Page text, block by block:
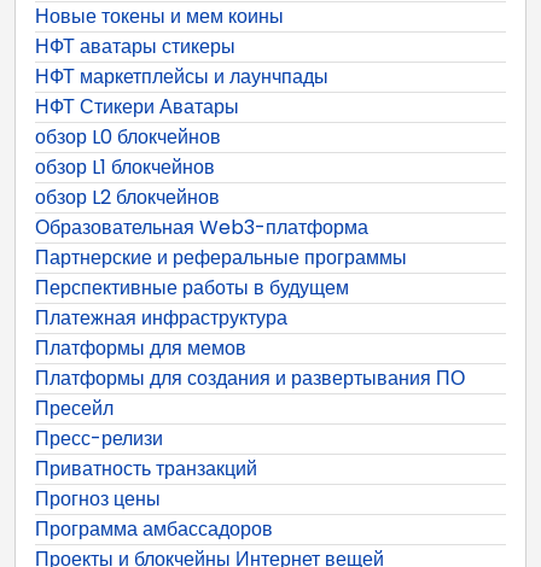
Новые токены и мем коины
НФТ аватары стикеры
НФТ маркетплейсы и лаунчпады
НФТ Стикери Аватары
обзор L0 блокчейнов
обзор L1 блокчейнов
обзор L2 блокчейнов
Образовательная Web3-платформа
Партнерские и реферальные программы
Перспективные работы в будущем
Платежная инфраструктура
Платформы для мемов
Платформы для создания и развертывания ПО
Пресейл
Пресс-релизи
Приватность транзакций
Прогноз цены
Программа амбассадоров
Проекты и блокчейны Интернет вещей